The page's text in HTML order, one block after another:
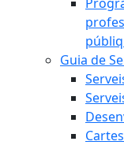
Guia de